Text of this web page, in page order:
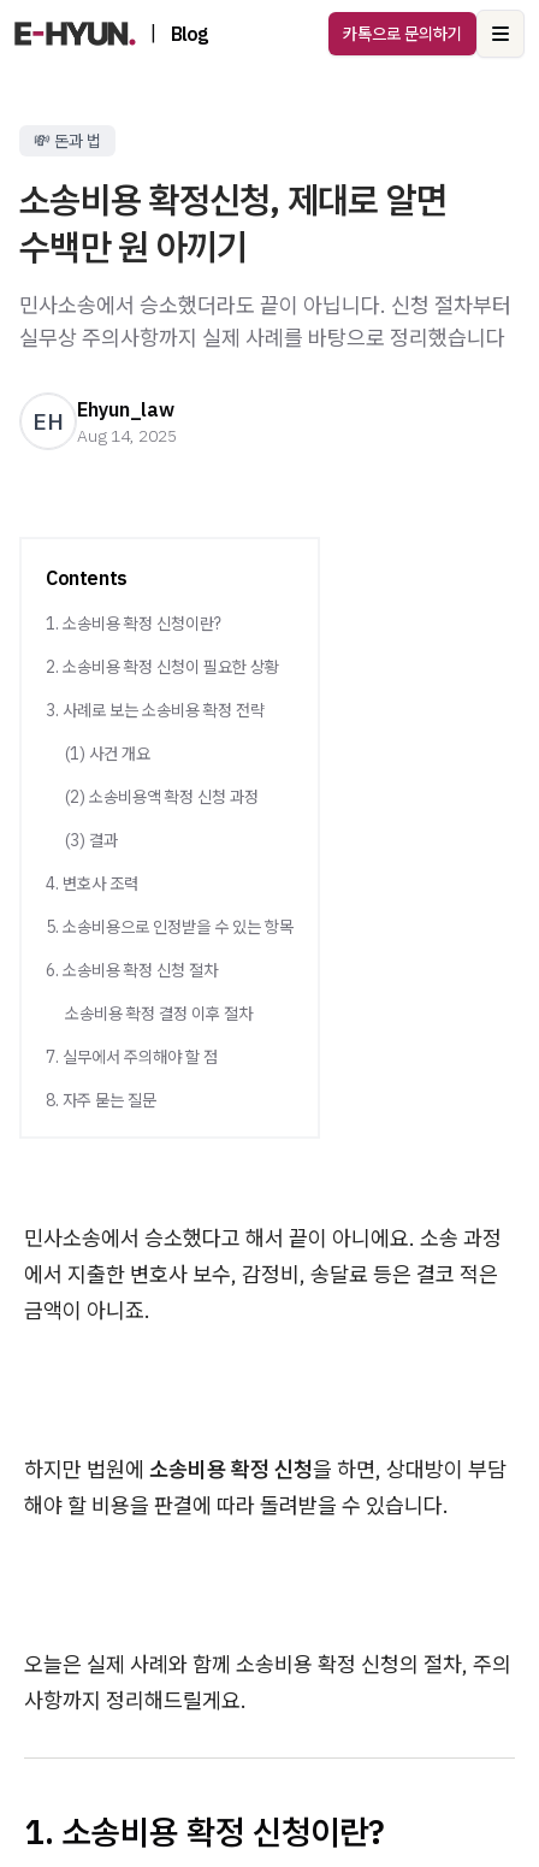
Blog 카톡으로 문의하기
💸 돈과 법
소송비용 확정신청, 제대로 알면
수백만 원 아끼기
민사소송에서 승소했더라도 끝이 아닙니다. 신청 절차부터
실무상 주의사항까지 실제 사례를 바탕으로 정리했습니다
EH Ehyun_law
Aug 14, 2025
Contents
1. 소송비용 확정 신청이란?
2. 소송비용 확정 신청이 필요한 상황
3. 사례로 보는 소송비용 확정 전략
(1) 사건 개요
(2) 소송비용액 확정 신청 과정
(3) 결과
4. 변호사 조력
5. 소송비용으로 인정받을 수 있는 항목
6. 소송비용 확정 신청 절차
소송비용 확정 결정 이후 절차
7. 실무에서 주의해야 할 점
8. 자주 묻는 질문
민사소송에서 승소했다고 해서 끝이 아니에요. 소송 과정
에서 지출한 변호사 보수, 감정비, 송달료 등은 결코 적은
금액이 아니죠.
하지만 법원에 소송비용 확정 신청을 하면, 상대방이 부담
해야 할 비용을 판결에 따라 돌려받을 수 있습니다.
오늘은 실제 사례와 함께 소송비용 확정 신청의 절차, 주의
사항까지 정리해드릴게요.
1. 소송비용 확정 신청이란?